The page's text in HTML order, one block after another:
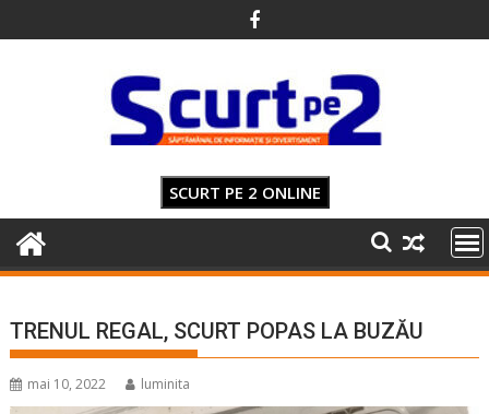
to
SCURT PE 2 ONLINE
TRENUL REGAL, SCURT POPAS LA BUZĂU
mai 10, 2022 luminita